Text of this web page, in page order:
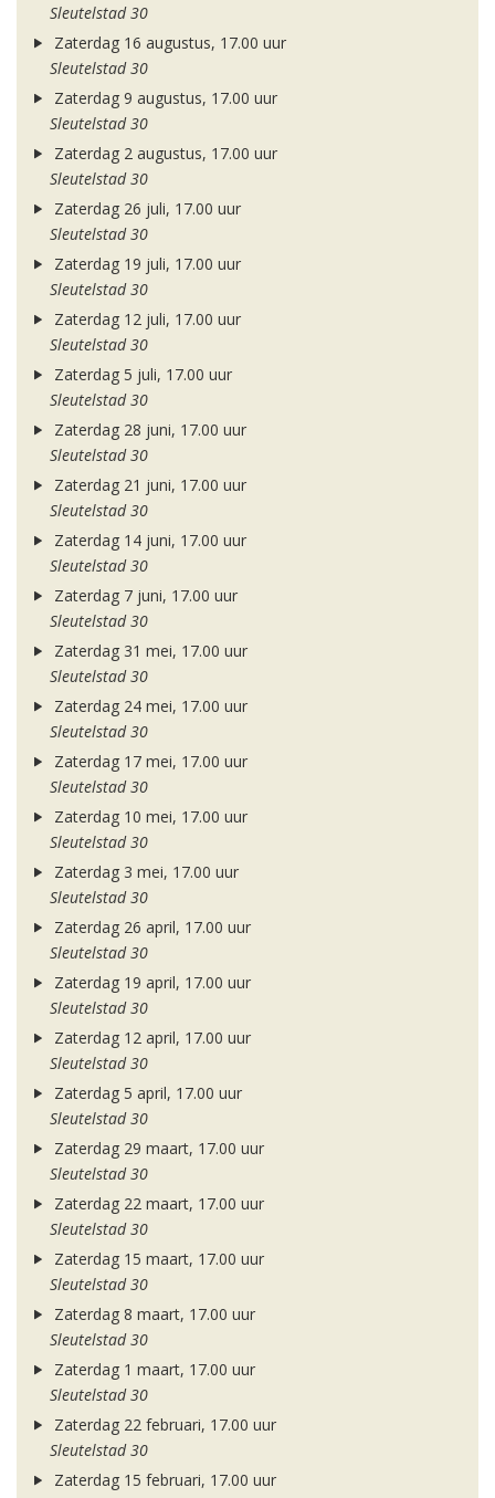
Sleutelstad 30
Zaterdag 16 augustus, 17.00 uur
Sleutelstad 30
Zaterdag 9 augustus, 17.00 uur
Sleutelstad 30
Zaterdag 2 augustus, 17.00 uur
Sleutelstad 30
Zaterdag 26 juli, 17.00 uur
Sleutelstad 30
Zaterdag 19 juli, 17.00 uur
Sleutelstad 30
Zaterdag 12 juli, 17.00 uur
Sleutelstad 30
Zaterdag 5 juli, 17.00 uur
Sleutelstad 30
Zaterdag 28 juni, 17.00 uur
Sleutelstad 30
Zaterdag 21 juni, 17.00 uur
Sleutelstad 30
Zaterdag 14 juni, 17.00 uur
Sleutelstad 30
Zaterdag 7 juni, 17.00 uur
Sleutelstad 30
Zaterdag 31 mei, 17.00 uur
Sleutelstad 30
Zaterdag 24 mei, 17.00 uur
Sleutelstad 30
Zaterdag 17 mei, 17.00 uur
Sleutelstad 30
Zaterdag 10 mei, 17.00 uur
Sleutelstad 30
Zaterdag 3 mei, 17.00 uur
Sleutelstad 30
Zaterdag 26 april, 17.00 uur
Sleutelstad 30
Zaterdag 19 april, 17.00 uur
Sleutelstad 30
Zaterdag 12 april, 17.00 uur
Sleutelstad 30
Zaterdag 5 april, 17.00 uur
Sleutelstad 30
Zaterdag 29 maart, 17.00 uur
Sleutelstad 30
Zaterdag 22 maart, 17.00 uur
Sleutelstad 30
Zaterdag 15 maart, 17.00 uur
Sleutelstad 30
Zaterdag 8 maart, 17.00 uur
Sleutelstad 30
Zaterdag 1 maart, 17.00 uur
Sleutelstad 30
Zaterdag 22 februari, 17.00 uur
Sleutelstad 30
Zaterdag 15 februari, 17.00 uur